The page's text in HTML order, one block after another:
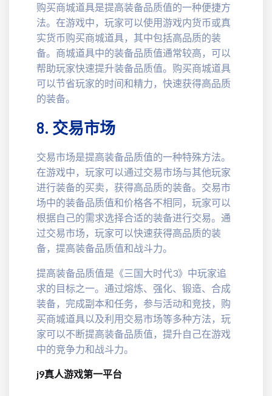
购买商城道具是提高装备品质值的一种便捷方
法。在游戏中，玩家可以使用游戏内货币或真
实货币购买商城道具，其中包括高品质的装
备。商城道具中的装备品质值通常较高，可以
帮助玩家快速提升装备品质值。购买商城道具
可以节省玩家的时间和精力，快速获得高品质
的装备。
8. 交易市场
交易市场是提高装备品质值的一种特殊方法。
在游戏中，玩家可以通过交易市场与其他玩家
进行装备的买卖，获得高品质的装备。交易市
场中的装备品质值和价格各不相同，玩家可以
根据自己的需求选择合适的装备进行交易。通
过交易市场，玩家可以快速获得高品质的装
备，提高装备品质值和战斗力。
提高装备品质值是《三国大时代3》中玩家追
求的目标之一。通过熔炼、强化、锻造、合成
装备，完成副本和任务，参与活动和竞技，购
买商城道具以及利用交易市场等多种方法，玩
家可以不断提高装备品质值，提升自己在游戏
中的竞争力和战斗力。
j9真人游戏第一平台